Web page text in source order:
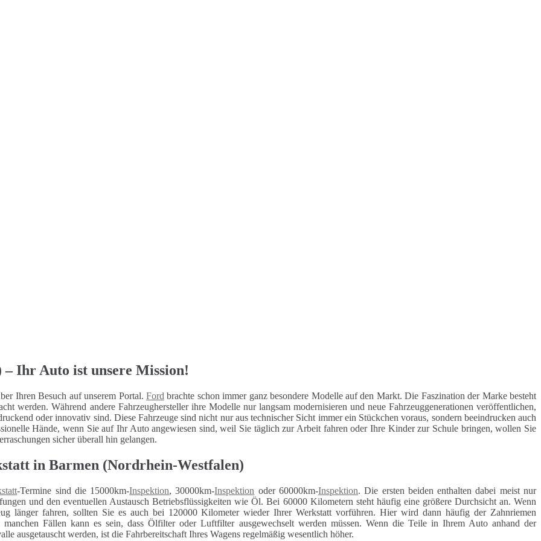
Ihr Auto ist unsere Mission!
Ihren Besuch auf unserem Portal. Ford brachte schon immer ganz besondere Modelle auf den Markt. Die Faszination der Marke besteht
werden. Während andere Fahrzeughersteller ihre Modelle nur langsam modernisieren und neue Fahrzeuggenerationen veröffentlichen,
oder innovativ sind. Diese Fahrzeuge sind nicht nur aus technischer Sicht immer ein Stückchen voraus, sondern beeindrucken auch
Hände, wenn Sie auf Ihr Auto angewiesen sind, weil Sie täglich zur Arbeit fahren oder Ihre Kinder zur Schule bringen, wollen Sie
sicher überall hin gelangen.
in Barmen (Nordrhein-Westfalen)
-Termine sind die 15000km-Inspektion, 30000km-Inspektion oder 60000km-Inspektion. Die ersten beiden enthalten dabei meist nur
und den eventuellen Austausch Betriebsflüssigkeiten wie Öl. Bei 60000 Kilometern steht häufig eine größere Durchsicht an. Wenn
länger fahren, sollten Sie es auch bei 120000 Kilometer wieder Ihrer Werkstatt vorführen. Hier wird dann häufig der Zahnriemen
manchen Fällen kann es sein, dass Ölfilter oder Luftfilter ausgewechselt werden müssen. Wenn die Teile in Ihrem Auto anhand der
ausgetauscht werden, ist die Fahrbereitschaft Ihres Wagens regelmäßig wesentlich höher.